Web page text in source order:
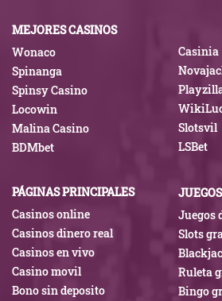
PÁGINAS PRINCIPALES
Casinos online
Casinos dinero real
Casinos en vivo
Casino movil
Bono sin deposito
Juegos
Slots
Ruleta
Bingo
MEJORES CASINOS
Wonaco
Spinanga
Spinsy Casino
Locowin
Malina Casino
BDMbet
Casinia
Slotsvil
LSBet